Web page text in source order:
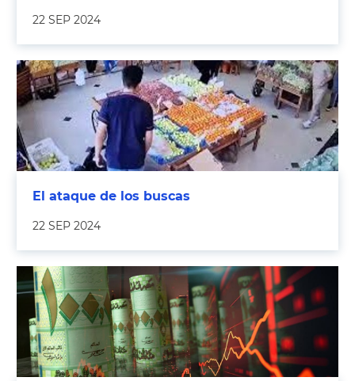
22 SEP 2024
El ataque de los buscas
22 SEP 2024